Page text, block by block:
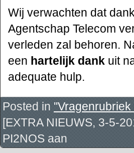
Wij verwachten dat
Agentschap Telecom
verleden zal behoren.
een hartelijk dank uit
adequate hulp.
Posted in
[EXTRA NIEUWS, 3-5-
PI2NOS aan